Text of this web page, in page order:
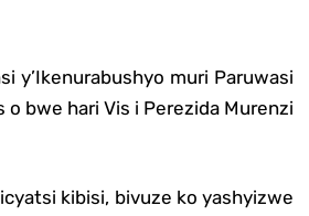
y’Ikenurabushyo muri Paruwasi
bwe hari Vis i Perezida Murenzi
kibisi, bivuze ko yashyizwe